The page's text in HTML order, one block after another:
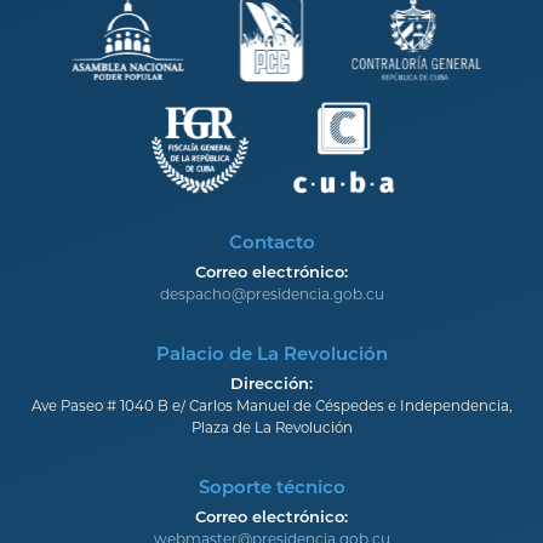
Contacto
Correo electrónico:
despacho@presidencia.gob.cu
Palacio de La Revolución
Dirección:
Ave Paseo # 1040 B e/ Carlos Manuel de Céspedes e Independencia,
Plaza de La Revolución
Soporte técnico
Correo electrónico:
webmaster@presidencia.gob.cu